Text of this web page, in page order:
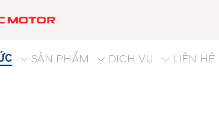
SẢN PHẨM DỊCH VỤ LIÊN HỆ